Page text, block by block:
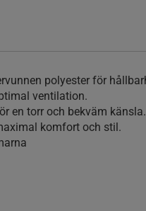
polyester för
ventilation.
en torr och bekväm känsla.
komfort och stil.